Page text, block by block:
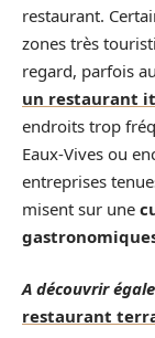
restaurant.
zones très
regard, parfois
un restaurant
endroits trop
Eaux-Vives ou
entreprises
misent sur une
A découvrir
restaurant